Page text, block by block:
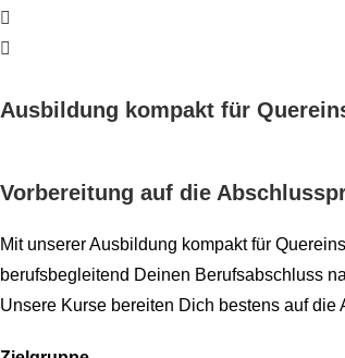
Ausbildung kompakt für
Vorbereitung auf die
Mit unserer Ausbildung kompakt für
berufsbegleitend Deinen Berufsabschluss
Unsere Kurse bereiten Dich bestens auf